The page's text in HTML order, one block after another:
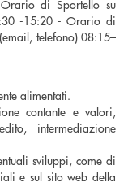
di Sportello su
-15:20 - Orario di
telefono) 08:15–
alimentati.
contante e valori,
intermediazione
sviluppi, come di
e sul sito web della